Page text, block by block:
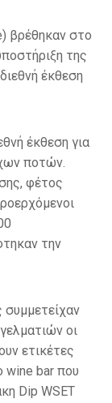
βρέθηκαν στο
της
έκθεση
έκθεση για
ποτών.
φέτος
την
συμμετείχαν
οι
ετικέτες
wine bar που
Dip WSET